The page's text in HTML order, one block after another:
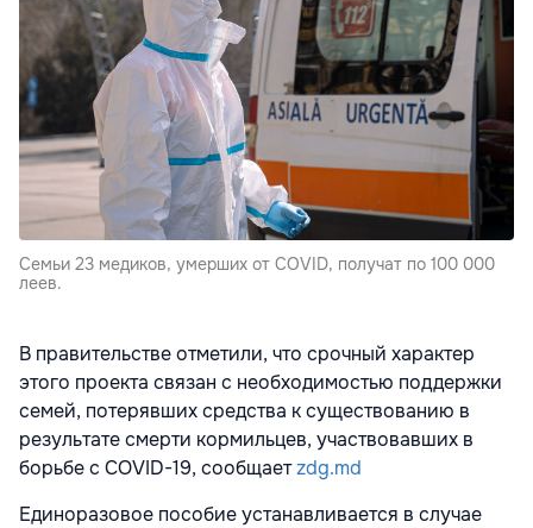
Семьи 23 медиков, умерших от COVID, получат по 100 000
леев.
В правительстве отметили, что срочный характер
этого проекта связан с необходимостью поддержки
семей, потерявших средства к существованию в
результате смерти кормильцев, участвовавших в
борьбе с COVID-19, сообщаетzdg.md
Единоразовое пособие устанавливается в случае